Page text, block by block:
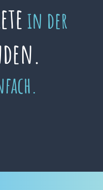
in der